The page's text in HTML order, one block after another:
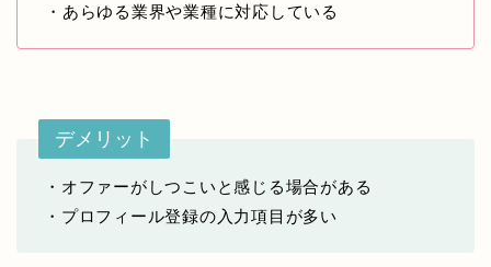
・あらゆる業界や業種に対応している
デメリット
・オファーがしつこいと感じる場合がある
・プロフィール登録の入力項目が多い